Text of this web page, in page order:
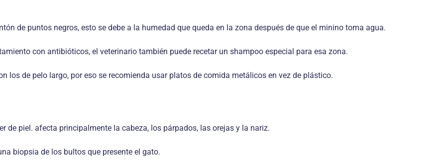
de puntos negros, esto se debe a la humedad que queda en la zona después de que el minino toma agua.
con antibióticos, el veterinario también puede recetar un shampoo especial para esa zona.
los de pelo largo, por eso se recomienda usar platos de comida metálicos en vez de plástico.
de piel. afecta principalmente la cabeza, los párpados, las orejas y la nariz.
biopsia de los bultos que presente el gato.